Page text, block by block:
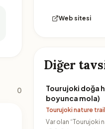
0
Web sitesi
Diğer
Tourujoki doğa
boyunca mola)
Tourujoki nature trail
Var olan “Tourujoki